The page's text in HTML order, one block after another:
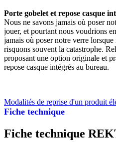
Fiche technique
Porte gobelet et repose casque
Nous ne savons jamais où poser
jouer, et pourtant nous voudrions
jamais où poser notre verre
risquons souvent la catastrophe.
proposant une option originale et
repose casque intégrés au bureau.
Modalités de reprise d'un produit
Fiche technique